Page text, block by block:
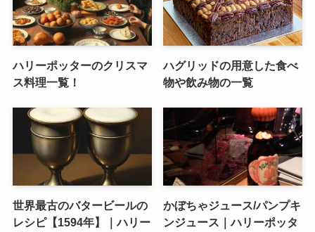
ハリーポッターのクリスマ
ス料理一覧！
ハグリッドの用意した食べ
物や飲み物の一覧
世界最古のバタービールの
レシピ【1594年】｜ハリー
かぼちゃジュース/パンプキ
ンジュース｜ハリーポッタ